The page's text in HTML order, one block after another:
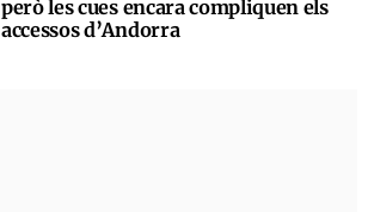
però les cues encara compliquen els
accessos d’Andorra